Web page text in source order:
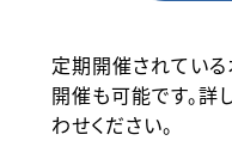
定期開催されている
開催も可能です。詳
わせください。